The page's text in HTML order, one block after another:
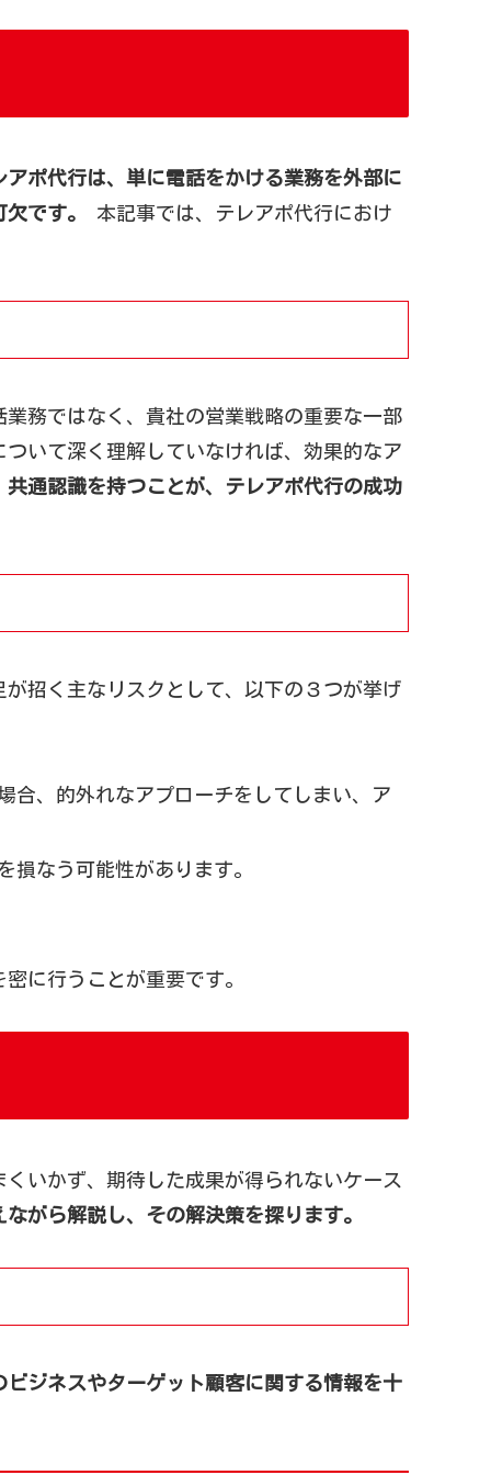
アポ代行は、単に電話をかける業務を外部に
です。
本記事では、テレアポ代行におけ
務ではなく、貴社の営業戦略の重要な一部
いて深く理解していなければ、効果的なア
通認識を持つことが、テレアポ代行の成功
招く主なリスクとして、以下の３つが挙げ
合、的外れなアプローチをしてしまい、ア
なう可能性があります。
に行うことが重要です。
いかず、期待した成果が得られないケース
がら解説し、その解決策を探ります。
ビジネスやターゲット顧客に関する情報を十